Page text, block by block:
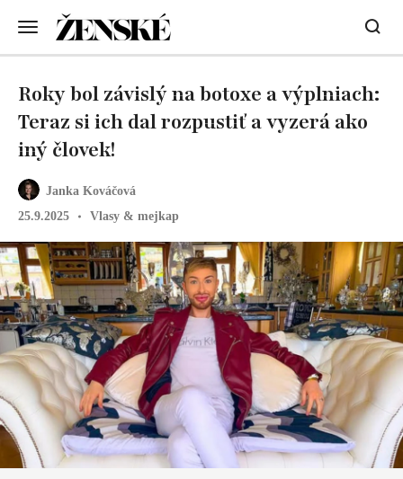
Janka Kováčová
25.9.2025
Vlasy & mejkap
Roky bol závislý na botoxe a výplniach:
Teraz si ich dal rozpustiť a vyzerá ako
iný človek!